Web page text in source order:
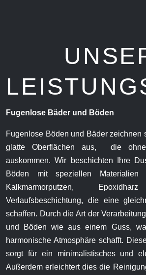
Fugenlose Bäder und Böden
Fugenlose Böden und Bäder zeichnen
glatte Oberflächen aus, die
auskommen. Wir beschichten Ihre
Böden mit speziellen Materialien
Kalkmarmorputzen,
Verlaufsbeschichtung, die eine
schaffen. Durch die Art der
und Böden wie aus einem Guss,
harmonische Atmosphäre schafft.
sorgt für ein minimalistisches und
Außerdem erleichtert dies die